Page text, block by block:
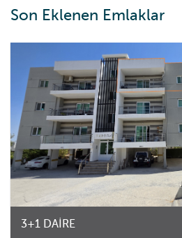
Son Eklenen Emlaklar
3+1 DAİRE